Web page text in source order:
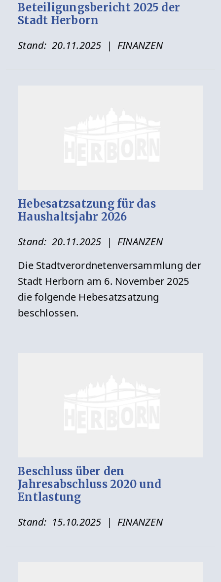
Beteiligungsbericht 2025 der
Stadt Herborn
Stand:20.11.2025 | FINANZEN
Hebesatzsatzung für das
Haushaltsjahr 2026
Stand:20.11.2025 | FINANZEN
Die Stadtverordnetenversammlung der
Stadt Herborn am 6. November 2025
die folgende Hebesatzsatzung
beschlossen.
Beschluss über den
Jahresabschluss 2020 und
Entlastung
Stand: 15.10.2025 | FINANZEN